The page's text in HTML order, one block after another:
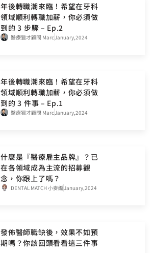
年後轉職潮來臨！希望在牙科
領域順利轉職加薪，你必須做
到的 3 步驟 – Ep.2
醫療獵才顧問 MarcJanuary,2024
年後轉職潮來臨！希望在牙科
領域順利轉職加薪，你必須做
到的 3 件事 – Ep.1
醫療獵才顧問 MarcJanuary,2024
什麼是『醫療雇主品牌』？已
在各領域成為主流的招募觀
念，你跟上了嗎？
DENTAL MATCH 小麥編January,2024
發佈醫師職缺後，效果不如預
期嗎？你該回頭看看這三件事